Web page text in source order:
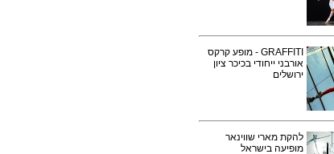
GRAFFITI - מופע קרקס
אורבני ייחודי בכיכר ציון
ירושלים
להקת מארי שווינאר
מופיעה בישראל